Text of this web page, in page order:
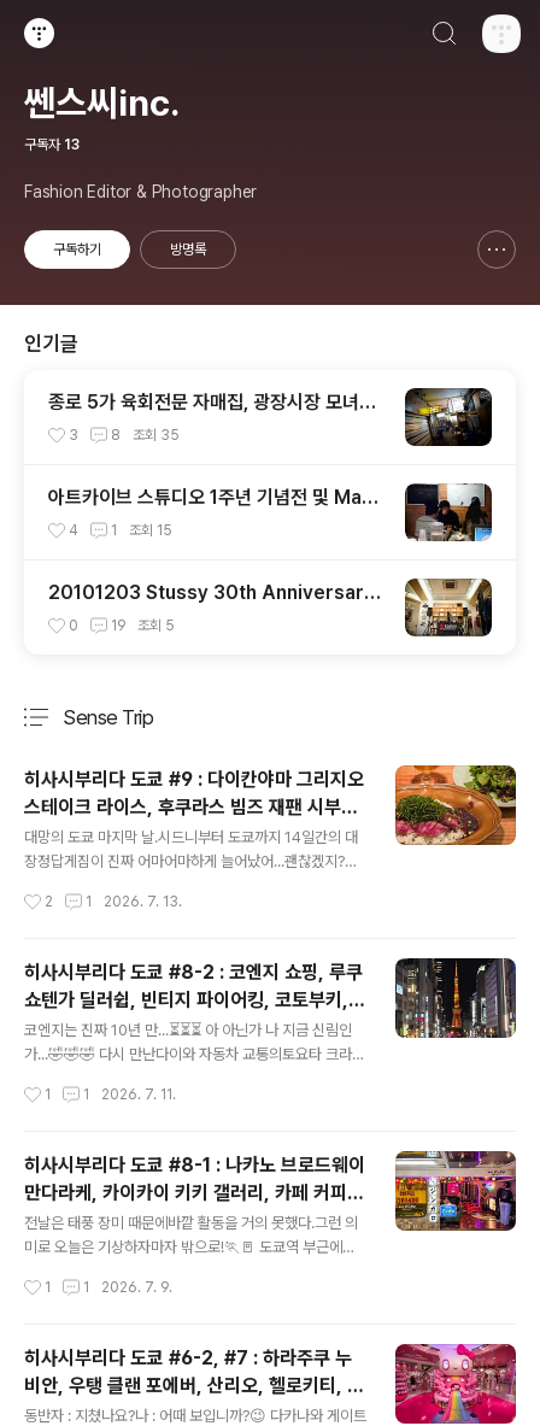
쎈스씨inc.
구독자 13
Fashion Editor & Photographer
구독하기 방명록
인기글
종로 5가 육회전문 자매집, 광장시장 모녀횟
집 3 8 조회 35
아트카이브 스튜디오 1주년 기념전 및 Mahs
oyoung 12FW 프레젠테이션 후기.
4 1 조회 15
20101203 Stussy 30th Anniversary
x Nike Sportswear 런칭 파티 @ 스투시
0 19 조회 5
Sense Trip
히사시부리다 도쿄 #9 : 다이칸야마 그리지오
스테이크 라이스, 후쿠라스 빔즈 재팬 시부야,
프로젝트 1/6 베어브릭, 사쿠라 스테이지 칼
디 포션 커피, 아코메야, 덜튼, 푸글렌, 무인양
품 긴자, 빈티지 레지던스 맨션, 하네다 공항
면세점, 재팬 마스터리 컬렉션
대망의 도쿄 마지막 날.시드니부터 도쿄까지 14일간의 대
장정답게짐이 진짜 어마어마하게 늘어났어...괜찮겠지?🧳
서 짐은 호텔에 맡기기! 홀가분하게 마지막날 즐겨보자곳!
여기도 아님. 야 진짜 이거 기획한 사람 누구냐.오타니 머리
뭐야 벌칙이야?🍙🤯😂 구글맵 최단거리만 보고 가면가끔
이렇게 오르막길을 보고좌절할 때가 있지...🧗🏼‍♂️🪜📈🏔️
날이 흐리긴 했어도 꽤 습했어서쉽지 않았다 진짜 ㅋㅋ 😓
까-(갑자기 명언)👴🏻 다이칸야마역 인근에 숨..
2 1 2026. 7. 13.
히사시부리다 도쿄 #8-2 : 코엔지 쇼핑, 루쿠
쇼텐가 딜러쉽, 빈티지 파이어킹, 코토부키,
키아리즈 토이와 빈티지 소품, 요요샵 스핀기
어, 츠키지 타마스시 사사시구레 오모테산도
힐즈, 도쿄타워 야경 스팟 산책, MoMA 스토
어, BTS 정국 구경
코엔지는 진짜 10년 만...⏳⏳⏳ 아 아닌가 나 지금 신림인
가...🤣🤣🤣 다시 만난다이와 자동차 교통의토요타 크라운
네- 이 모습은 안타깝네-자동차들이 귀엽긴 하다만 ㅎㅎ
구에서 길게 이어진 상점가로지붕이 있는 아케이드 거리에
구제 가게나 소품샵이 밀집해 있는 곳이다.🛒🛍️🕸️ 구제가
싫은 건 아니지만나서서 찾는 카테고리도 아니기 때문에이
거리를 그렇게 좋아하진 않지만그래도 구경하는 건 재미있
음 ㅎㅎ 저기 위에 출처 불명 모자들 뭐야 ㅋㅋ피카츄도 이
반, 2000년대 초반에내가 좋아하던 패션들 ㅎㅎ🛼📟🛹
1 1 2026. 7. 11.
히사시부리다 도쿄 #8-1 : 나카노 브로드웨이
만다라케, 카이카이 키키 갤러리, 카페 커피
진가로, 피규어 투어, 복싱 용품점 고로쿠, 황
궁런, 시티 베이커리
전날은 태풍 장미 때문에바깥 활동을 거의 못했다.그런 의
미로 오늘은 기상하자마자 밖으로!🏃🚪 도쿄역 부근에아
팔라스 호텔 도쿄.저기 맨 위에 모퉁이 방은1박에 얼마나
하면서우체국 자동차를 생각하면 된다고 했는데우체국은
미쓰비시의 미니캡을 사용한다.클리퍼, 하이제트 카고와
차이라면우체국의 미니캡은 전기자동차라는 점.👨‍🔧💡🔌
🪫⚡ 오! 요시노야 '오렌지 드림'!🍊🍊🍊요시노야에서 직
1 1 2026. 7. 9.
히사시부리다 도쿄 #6-2, #7 : 하라주쿠 누
비안, 우탱 클랜 포에버, 산리오, 헬로키티, 폴
로 x 빔즈 50주년, 오모테산도 야마와라우 스
동반자 : 지쳤나요?나 : 어때 보입니까?😉 다카나와 게이트